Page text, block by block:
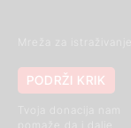
Mreža za
PODRŽI KRIK